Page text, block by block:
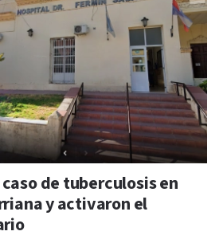
de tuberculosis en
y activaron el